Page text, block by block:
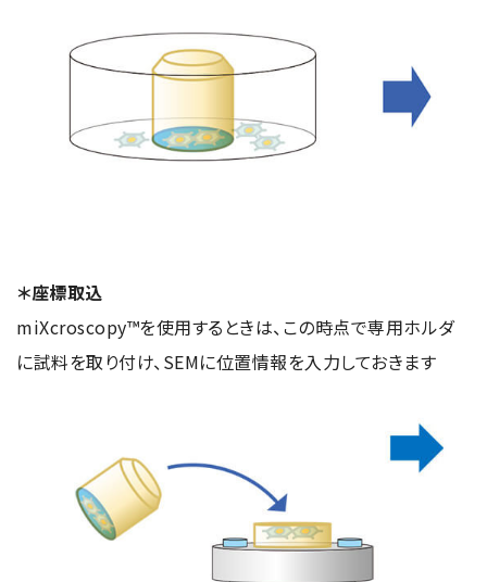
＊座標取込
miXcroscopy™を使用するときは、この時点で専用ホルダ
に試料を取り付け、SEMに位置情報を入力しておきます